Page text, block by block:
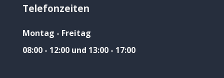
Telefonzeiten
Montag - Freitag
08:00 - 12:00 und 13:00 - 17:00